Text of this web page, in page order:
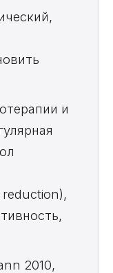
и
2010,